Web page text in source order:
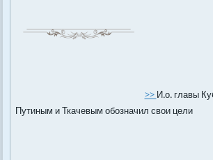
>>И.о. главы
Путиным и Ткачевым обозначил свои цели